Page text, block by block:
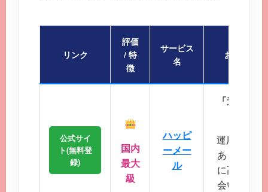
リンク
評価
/ 特
徴
サービス
名
おすすめ
公式サイ
ト(無料登
録)
国内
最大
級
ハッピ
ーメー
ル
「迷った
運用歴20
あり、マ
に高く、
会いが期